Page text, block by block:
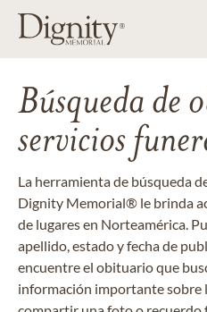
Búsqueda de
servicios
La herramienta de búsqueda
Dignity Memorial® le brinda
de lugares en Norteamérica.
apellido, estado y fecha de
encuentre el obituario que
información importante sobre